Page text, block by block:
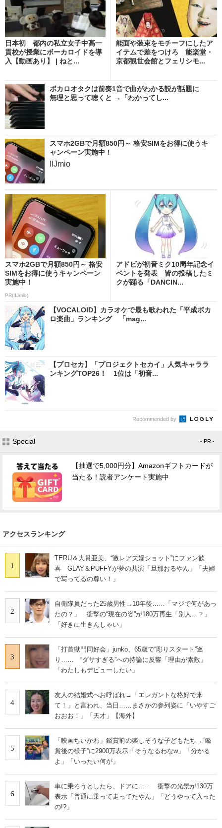
日本初 都内の私立女子中高一
貫校が授業にボーカロイドを導
入【動画あり】 | ねと...
能面や装束をモチーフにしたア
イテムで差をつけろ 能楽堂・
京都観世会館とフェリシモ...
ボカロオタクは前奏1音で曲がわかる説が話題に
無理と思って聴くと →「わかってし...
スマホ2GBで月額850円～ 格安SIMをお得に使うキ
ャンペーン実施中！
IIJmio
スマホ2GBで月額850円～ 格安
SIMをお得に使うキャンペーン
実施中！
PR(IIJmio)
アドビが初音ミク10周年記念イ
ベントを発表 皆の投稿したミ
クが踊る「DANCIN...
【VOCALOID】カラオケで最も歌われた「平成ボカ
ロ楽曲」ランキング 「mag...
【プロセカ】「プロジェクトセカイ」人気キャララ
ンキングTOP26！ 1位は「初音...
Recommended by
Special - PR -
【抽選で5,000円分】Amazonギフトカードが
当たる！読者アンケート実施中
アクセスランキング
1
TERU＆大貫亜美、“激レア夫婦ショット”にファン歓
喜 GLAY＆PUFFYが夢の共演「旦那おるやん」「夫婦
で写ってるの尊い！」
2
自衛隊員だった25歳男性→10年後……「マジで何があっ
たの？」 衝撃の“現在の姿”が180万再生「別人…？」
「好きに生きんしゃい」
3
「打首獄門同好会」junko、65歳で“彫りスタート”巡
り…… “ダサすぎる”への持論に反響「理由が素敵」
「わたしもデビューしたい」
4
友人の結婚式へお呼ばれ→「エレガントな格好で来
て！」と言われ、当日……まさかの参列姿に「いやすご
おおお！」「天才」【海外】
5
「映画ちいかわ」鑑賞前の楽しそうな子どもたち→“鑑
賞後の様子”に2900万表示「そうなるわなw」「分かる
よ」「いったい何が」
6
車に乗ろうとしたら、ドアに…… 衝撃の光景が130万
表示「普通に乗って走ってたやん」「どうやって入った
の!?」